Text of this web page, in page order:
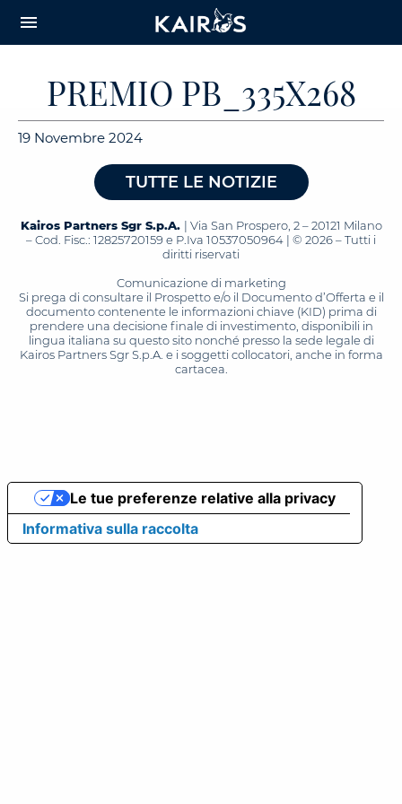
CONTENT
menu
PREMIO PB_335X268
19 Novembre 2024
TUTTE LE NOTIZIE
Kairos Partners Sgr S.p.A. | Via San Prospero, 2 – 20121 Milano
– Cod. Fisc.: 12825720159 e P.Iva 10537050964 | © 2026 – Tutti i
diritti riservati
Comunicazione di marketing
Si prega di consultare il Prospetto e/o il Documento d’Offerta e il
documento contenente le informazioni chiave (KID) prima di
prendere una decisione finale di investimento, disponibili in
lingua italiana su questo sito nonché presso la sede legale di
Kairos Partners Sgr S.p.A. e i soggetti collocatori, anche in forma
cartacea.
Informativa sulla raccolta
Le tue preferenze relative alla privacy